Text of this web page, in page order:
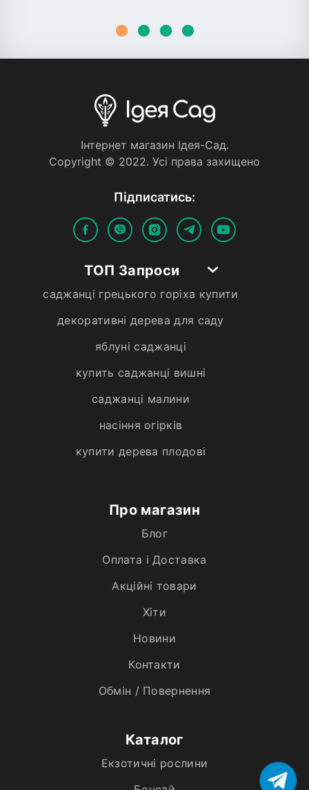
Iнтернет магазин Iдея-Сад.
Copyright © 2022. Усi права захищено
Пiдписатись:
ТОП Запроси
саджанці грецького горіха купити
декоративні дерева для саду
яблуні саджанці
купить саджанці вишні
саджанці малини
насіння огірків
купити дерева плодові
Про магазин
Блог
Оплата і Доставка
Акційні товари
Хiти
Новини
Контакти
Обмін / Повернення
Каталог
Екзотичні рослини